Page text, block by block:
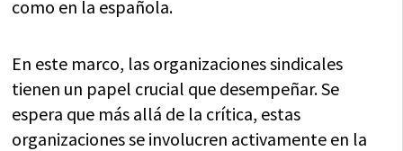
como en la española.
En este marco, las organizaciones sindicales
tienen un papel crucial que desempeñar. Se
espera que más allá de la crítica, estas
organizaciones se involucren activamente en la